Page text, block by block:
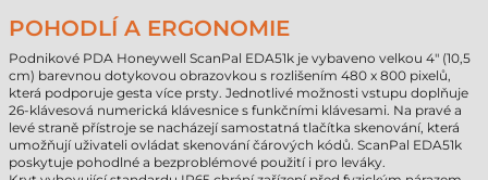
POHODLÍ A ERGONOMIE
Podnikové PDA Honeywell ScanPal EDA51k je vybaveno velkou 4" (10,5
cm) barevnou dotykovou obrazovkou s rozlišením 480 x 800 pixelů,
která podporuje gesta více prsty. Jednotlivé možnosti vstupu doplňuje
26-klávesová numerická klávesnice s funkčními klávesami. Na pravé a
levé straně přístroje se nacházejí samostatná tlačítka skenování, která
umožňují uživateli ovládat skenování čárových kódů. ScanPal EDA51k
poskytuje pohodlné a bezproblémové použití i pro leváky.